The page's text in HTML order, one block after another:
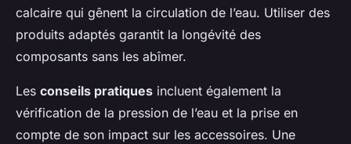
calcaire qui gênent la circulation de l’eau. Utiliser des
produits adaptés garantit la longévité des
composants sans les abîmer.
Les conseils pratiques incluent également la
vérification de la pression de l’eau et la prise en
compte de son impact sur les accessoires. Une